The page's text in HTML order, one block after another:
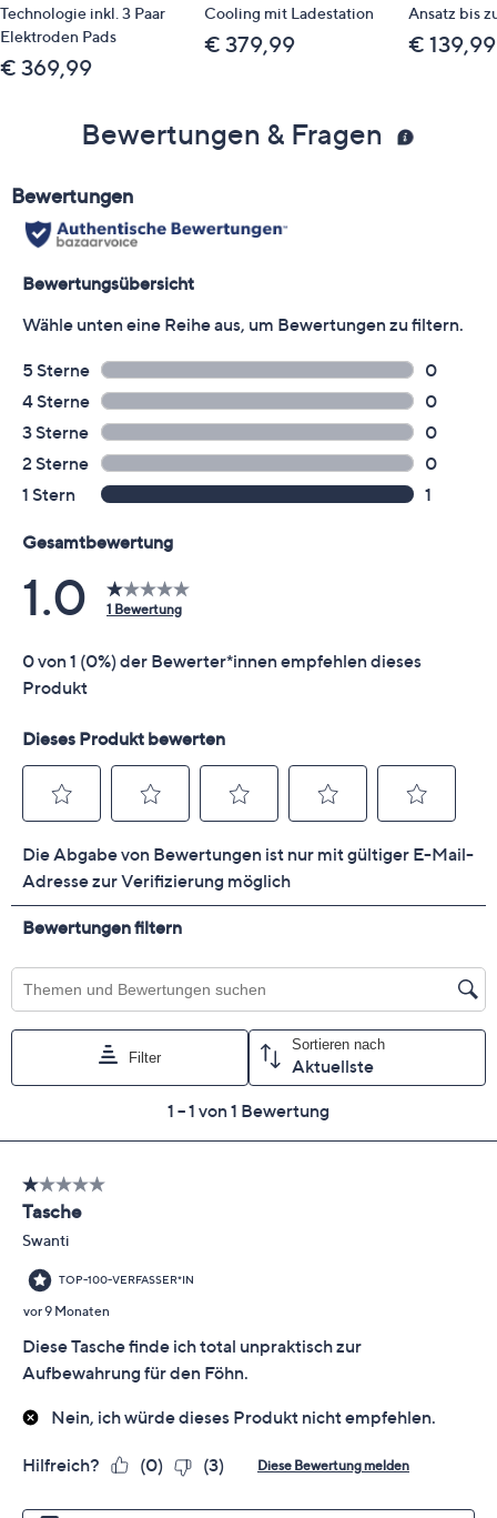
Technologie inkl. 3 Paar
Elektroden Pads
€ 369,99
Cooling mit Ladestation
€ 379,99
Ansatz bis
€ 139,99
Bewertungen & Fragen